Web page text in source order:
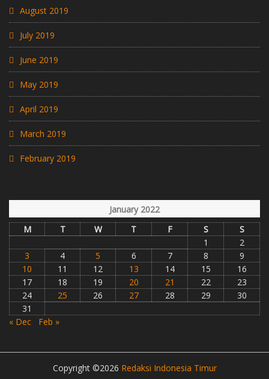
August 2019
July 2019
June 2019
May 2019
April 2019
March 2019
February 2019
January 2022
M
T W T F S
S
1
2
3
4 5 6 7 8
9
10
11 12 13 14 15
16
17
18 19 20 21 22
23
24
25 26 27 28 29
30
31
« Dec
Feb »
Copyright ©2026 Redaksi Indonesia Timur